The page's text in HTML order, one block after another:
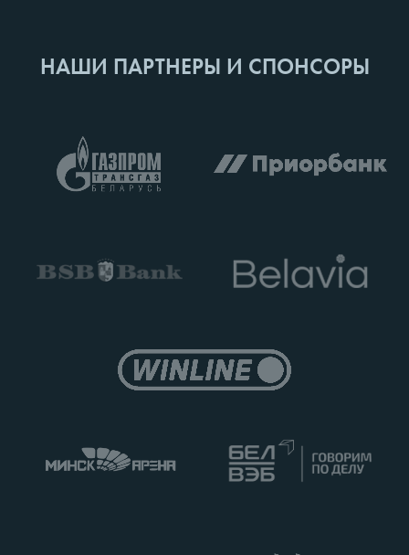
НАШИ ПАРТНЕРЫ И СПОНСОРЫ